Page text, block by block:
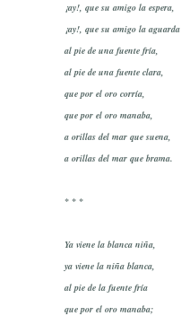
¡ay!, que su amigo la espera,
¡ay!, que su amigo la aguarda
al pie de una fuente fría,
al pie de una fuente clara,
que por el oro corría,
que por el oro manaba,
a orillas del mar que suena,
a orillas del mar que brama.
* * *
Ya viene la blanca niña,
ya viene la niña blanca,
al pie de la fuente fría
que por el oro manaba;